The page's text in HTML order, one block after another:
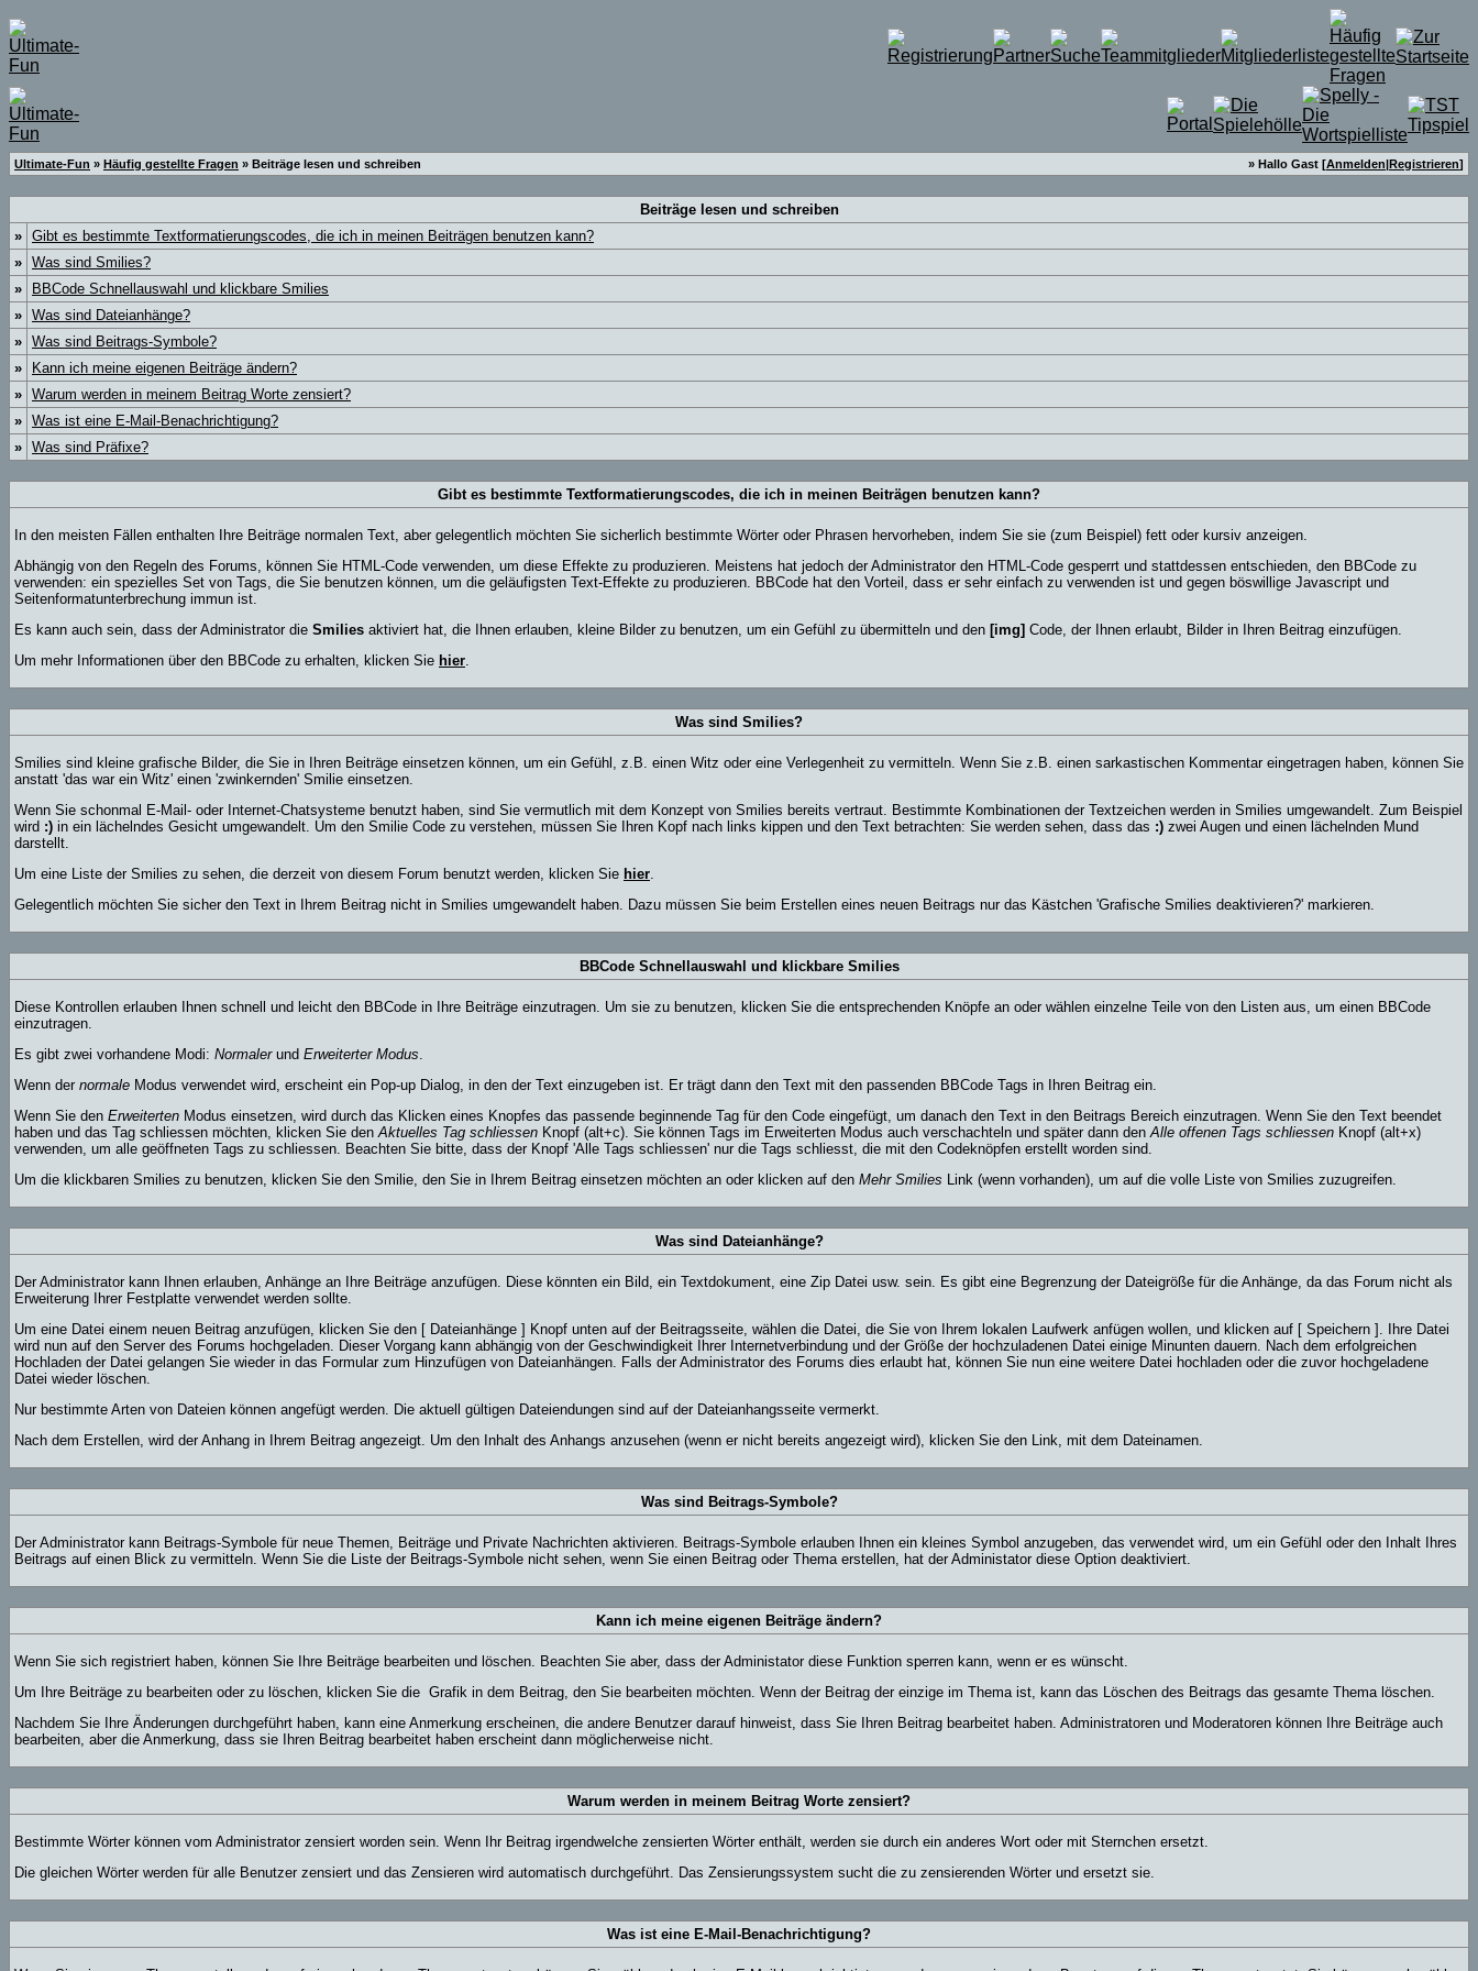
Ultimate-Fun » Häufig gestellte Fragen » Beiträge lesen und schreiben » Hallo Gast [Anmelden|Registrieren]
Beiträge lesen und schreiben
» Gibt es bestimmte Textformatierungscodes, die ich in meinen Beiträgen benutzen kann?
» Was sind Smilies?
»
BBCode Schnellauswahl und klickbare Smilies
» Was sind Dateianhänge?
» Was sind Beitrags-Symbole?
»
Kann ich meine eigenen Beiträge ändern?
» Warum werden in meinem Beitrag Worte zensiert?
» Was ist eine E-Mail-Benachrichtigung?
» Was sind Präfixe?
Gibt es bestimmte Textformatierungscodes, die ich in meinen Beiträgen benutzen kann?
In den meisten Fällen enthalten Ihre Beiträge normalen Text, aber gelegentlich möchten Sie sicherlich bestimmte Wörter oder Phrasen hervorheben, indem Sie sie (zum Beispiel) fett oder kursiv anzeigen.
Abhängig von den Regeln des Forums, können Sie HTML-Code verwenden, um diese Effekte zu produzieren. Meistens hat jedoch der Administrator den HTML-Code gesperrt und stattdessen entschieden, den BBCode zu
verwenden: ein spezielles Set von Tags, die Sie benutzen können, um die geläufigsten Text-Effekte zu produzieren. BBCode hat den Vorteil, dass er sehr einfach zu verwenden ist und gegen böswillige Javascript und
Seitenformatunterbrechung immun ist.
Es kann auch sein, dass der Administrator die Smilies aktiviert hat, die Ihnen erlauben, kleine Bilder zu benutzen, um ein Gefühl zu übermitteln und den [img] Code, der Ihnen erlaubt, Bilder in Ihren Beitrag einzufügen.
Um mehr Informationen über den BBCode zu erhalten, klicken Sie hier.
Was sind Smilies?
Smilies sind kleine grafische Bilder, die Sie in Ihren Beiträge einsetzen können, um ein Gefühl, z.B. einen Witz oder eine Verlegenheit zu vermitteln. Wenn Sie z.B. einen sarkastischen Kommentar eingetragen haben, können Sie
anstatt 'das war ein Witz' einen 'zwinkernden' Smilie einsetzen.
Wenn Sie schonmal E-Mail- oder Internet-Chatsysteme benutzt haben, sind Sie vermutlich mit dem Konzept von Smilies bereits vertraut. Bestimmte Kombinationen der Textzeichen werden in Smilies umgewandelt. Zum Beispiel
wird :) in ein lächelndes Gesicht umgewandelt. Um den Smilie Code zu verstehen, müssen Sie Ihren Kopf nach links kippen und den Text betrachten: Sie werden sehen, dass das :) zwei Augen und einen lächelnden Mund
darstellt.
Um eine Liste der Smilies zu sehen, die derzeit von diesem Forum benutzt werden, klicken Sie hier.
Gelegentlich möchten Sie sicher den Text in Ihrem Beitrag nicht in Smilies umgewandelt haben. Dazu müssen Sie beim Erstellen eines neuen Beitrags nur das Kästchen 'Grafische Smilies deaktivieren?' markieren.
BBCode Schnellauswahl und klickbare Smilies
Diese Kontrollen erlauben Ihnen schnell und leicht den BBCode in Ihre Beiträge einzutragen. Um sie zu benutzen, klicken Sie die entsprechenden Knöpfe an oder wählen einzelne Teile von den Listen aus, um einen BBCode
einzutragen.
Es gibt zwei vorhandene Modi: Normalerund Erweiterter Modus.
Wenn der normale Modus verwendet wird, erscheint ein Pop-up Dialog, in den der Text einzugeben ist. Er trägt dann den Text mit den passenden BBCode Tags in Ihren Beitrag ein.
Wenn Sie den Erweiterten Modus einsetzen, wird durch das Klicken eines Knopfes das passende beginnende Tag für den Code eingefügt, um danach den Text in den Beitrags Bereich einzutragen. Wenn Sie den Text beendet
haben und das Tag schliessen möchten, klicken Sie denAktuelles Tag schliessen Knopf (alt+c). Sie können Tags im Erweiterten Modus auch verschachteln und später dann denAlle offenen Tags schliessen Knopf (alt+x)
verwenden, um alle geöffneten Tags zu schliessen. Beachten Sie bitte, dass der Knopf 'Alle Tags schliessen' nur die Tags schliesst, die mit den Codeknöpfen erstellt worden sind.
Um die klickbaren Smilies zu benutzen, klicken Sie den Smilie, den Sie in Ihrem Beitrag einsetzen möchten an oder klicken auf den Mehr Smilies Link (wenn vorhanden), um auf die volle Liste von Smilies zuzugreifen.
Was sind Dateianhänge?
Der Administrator kann Ihnen erlauben, Anhänge an Ihre Beiträge anzufügen. Diese könnten ein Bild, ein Textdokument, eine Zip Datei usw. sein. Es gibt eine Begrenzung der Dateigröße für die Anhänge, da das Forum nicht als
Erweiterung Ihrer Festplatte verwendet werden sollte.
Um eine Datei einem neuen Beitrag anzufügen, klicken Sie den [ Dateianhänge ] Knopf unten auf der Beitragsseite, wählen die Datei, die Sie von Ihrem lokalen Laufwerk anfügen wollen, und klicken auf [ Speichern ]. Ihre Datei
wird nun auf den Server des Forums hochgeladen. Dieser Vorgang kann abhängig von der Geschwindigkeit Ihrer Internetverbindung und der Größe der hochzuladenen Datei einige Minunten dauern. Nach dem erfolgreichen
Hochladen der Datei gelangen Sie wieder in das Formular zum Hinzufügen von Dateianhängen. Falls der Administrator des Forums dies erlaubt hat, können Sie nun eine weitere Datei hochladen oder die zuvor hochgeladene
Datei wieder löschen.
Nur bestimmte Arten von Dateien können angefügt werden. Die aktuell gültigen Dateiendungen sind auf der Dateianhangsseite vermerkt.
Nach dem Erstellen, wird der Anhang in Ihrem Beitrag angezeigt. Um den Inhalt des Anhangs anzusehen (wenn er nicht bereits angezeigt wird), klicken Sie den Link, mit dem Dateinamen.
Was sind Beitrags-Symbole?
Der Administrator kann Beitrags-Symbole für neue Themen, Beiträge und Private Nachrichten aktivieren. Beitrags-Symbole erlauben Ihnen ein kleines Symbol anzugeben, das verwendet wird, um ein Gefühl oder den Inhalt Ihres
Beitrags auf einen Blick zu vermitteln. Wenn Sie die Liste der Beitrags-Symbole nicht sehen, wenn Sie einen Beitrag oder Thema erstellen, hat der Administator diese Option deaktiviert.
Kann ich meine eigenen Beiträge ändern?
Wenn Sie sich registriert haben, können Sie Ihre Beiträge bearbeiten und löschen. Beachten Sie aber, dass der Administator diese Funktion sperren kann, wenn er es wünscht.
Um Ihre Beiträge zu bearbeiten oder zu löschen, klicken Sie die Grafik in dem Beitrag, den Sie bearbeiten möchten. Wenn der Beitrag der einzige im Thema ist, kann das Löschen des Beitrags das gesamte Thema löschen.
Nachdem Sie Ihre Änderungen durchgeführt haben, kann eine Anmerkung erscheinen, die andere Benutzer darauf hinweist, dass Sie Ihren Beitrag bearbeitet haben. Administratoren und Moderatoren können Ihre Beiträge auch
bearbeiten, aber die Anmerkung, dass sie Ihren Beitrag bearbeitet haben erscheint dann möglicherweise nicht.
Warum werden in meinem Beitrag Worte zensiert?
Bestimmte Wörter können vom Administrator zensiert worden sein. Wenn Ihr Beitrag irgendwelche zensierten Wörter enthält, werden sie durch ein anderes Wort oder mit Sternchen ersetzt.
Die gleichen Wörter werden für alle Benutzer zensiert und das Zensieren wird automatisch durchgeführt. Das Zensierungssystem sucht die zu zensierenden Wörter und ersetzt sie.
Was ist eine E-Mail-Benachrichtigung?